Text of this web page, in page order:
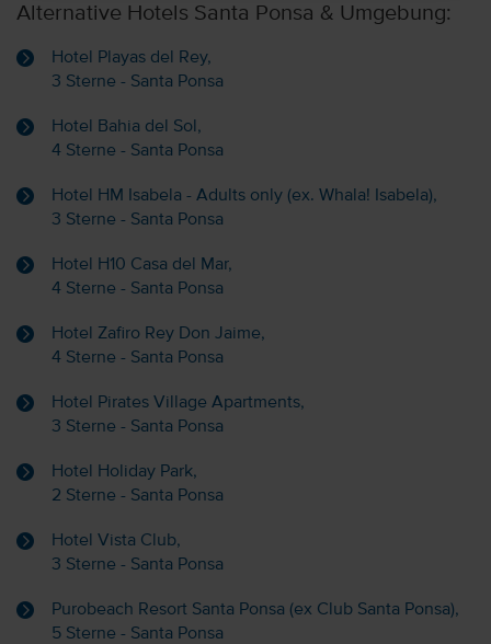
Alternative Hotels Santa Ponsa & Umgebung:
Hotel Playas del Rey,
3 Sterne - Santa Ponsa
Hotel Bahia del Sol,
4 Sterne - Santa Ponsa
Hotel HM Isabela - Adults only (ex. Whala! Isabela),
3 Sterne - Santa Ponsa
Hotel H10 Casa del Mar,
4 Sterne - Santa Ponsa
Hotel Zafiro Rey Don Jaime,
4 Sterne - Santa Ponsa
Hotel Pirates Village Apartments,
3 Sterne - Santa Ponsa
Hotel Holiday Park,
2 Sterne - Santa Ponsa
Hotel Vista Club,
3 Sterne - Santa Ponsa
Purobeach Resort Santa Ponsa (ex Club Santa Ponsa),
5 Sterne - Santa Ponsa